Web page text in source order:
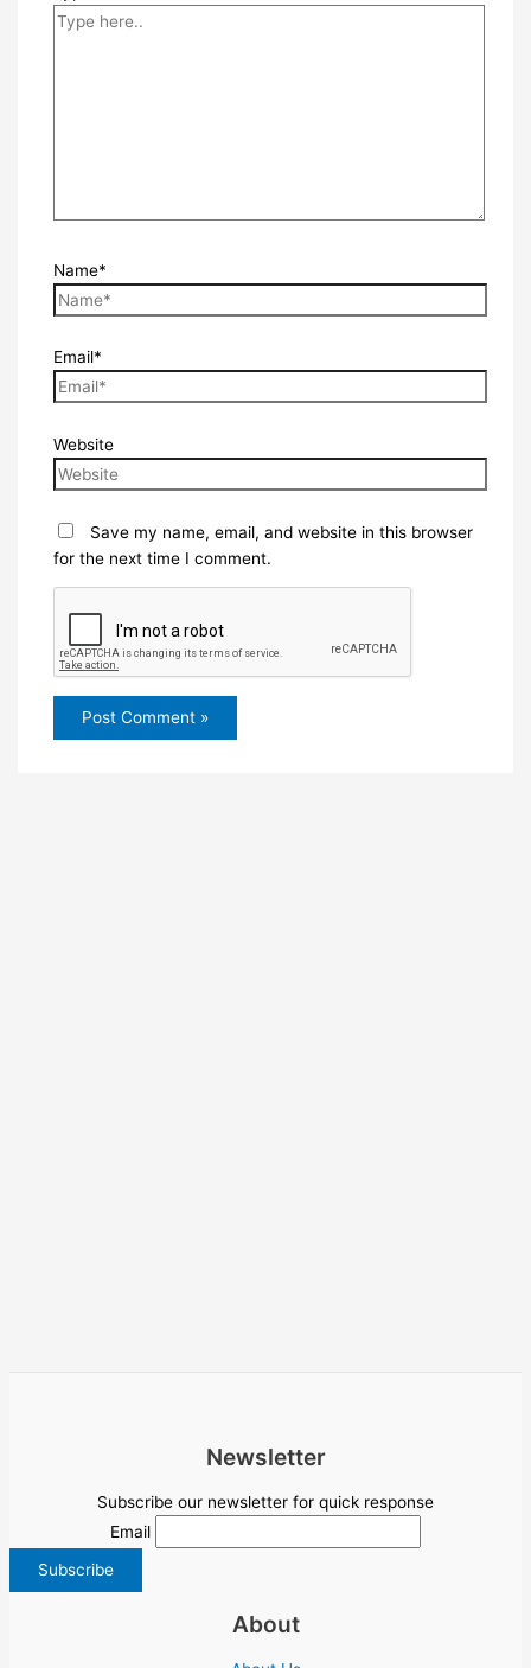
Name*
Email*
Website
Save my name, email, and website in this browser
for the next time I comment.
Newsletter
Subscribe our newsletter for quick response
Email
About